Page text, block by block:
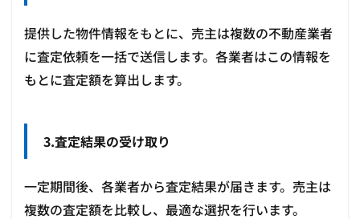
提供した物件情報をもとに、売主は複数の不動産業者
に査定依頼を一括で送信します。各業者はこの情報を
もとに査定額を算出します。
3.査定結果の受け取り
一定期間後、各業者から査定結果が届きます。売主は
複数の査定額を比較し、最適な選択を行います。